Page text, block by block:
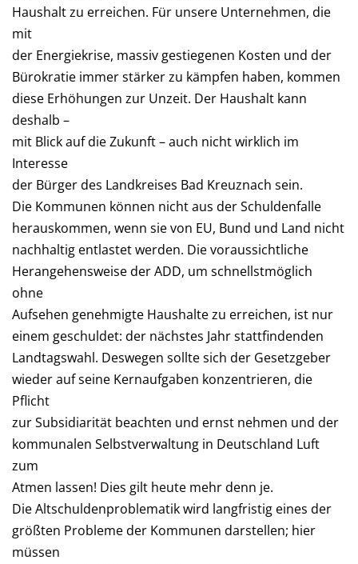
Haushalt zu erreichen. Für unsere Unternehmen, die
mit
der Energiekrise, massiv gestiegenen Kosten und der
Bürokratie immer stärker zu kämpfen haben, kommen
diese Erhöhungen zur Unzeit. Der Haushalt kann
deshalb –
mit Blick auf die Zukunft – auch nicht wirklich im
Interesse
der Bürger des Landkreises Bad Kreuznach sein.
Die Kommunen können nicht aus der Schuldenfalle
herauskommen, wenn sie von EU, Bund und Land nicht
nachhaltig entlastet werden. Die voraussichtliche
Herangehensweise der ADD, um schnellstmöglich
ohne
Aufsehen genehmigte Haushalte zu erreichen, ist nur
einem geschuldet: der nächstes Jahr stattfindenden
Landtagswahl. Deswegen sollte sich der Gesetzgeber
wieder auf seine Kernaufgaben konzentrieren, die
Pflicht
zur Subsidiarität beachten und ernst nehmen und der
kommunalen Selbstverwaltung in Deutschland Luft
zum
Atmen lassen! Dies gilt heute mehr denn je.
Die Altschuldenproblematik wird langfristig eines der
größten Probleme der Kommunen darstellen; hier
müssen